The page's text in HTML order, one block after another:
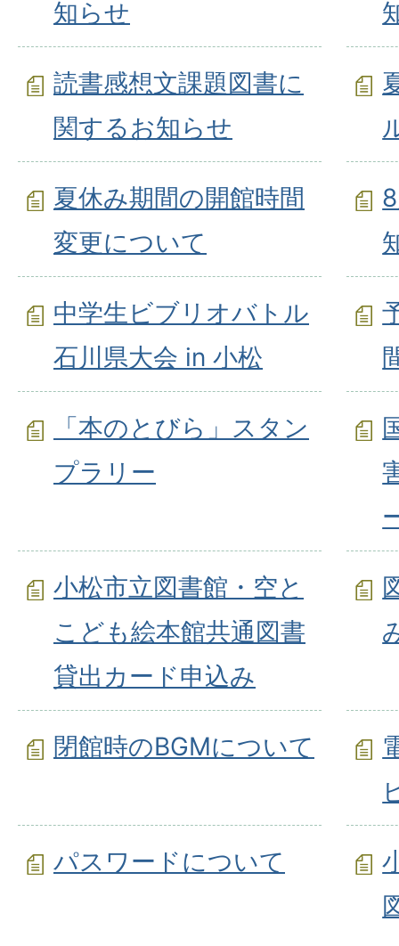
知らせ
読書感想文課題図書に
関するお知らせ
夏休み期間の開館時間
変更について
中学生ビブリオバトル
石川県大会 in 小松
「本のとびら」スタン
プラリー
小松市立図書館・空と
こども絵本館共通図書
貸出カード申込み
閉館時のBGMについて
パスワードについて